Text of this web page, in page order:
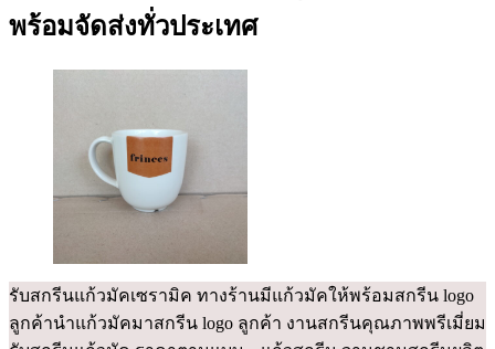
ให้
โดด
เด่น
พร้อมจัดส่งทั่วประเทศ
รับสกรีนแก้วมัคเซรามิค ทางร้านมีแก้วมัคให้พร้อมสกรีน logo
ลูกค้านำแก้วมัคมาสกรีน logo ลูกค้า งานสกรีนคุณภาพพรีเมี่ยม